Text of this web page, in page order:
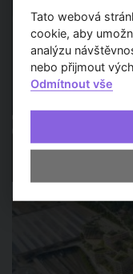
Tato webová
cookie, aby
analýzu
nebo přijmout
Odmítnout vše